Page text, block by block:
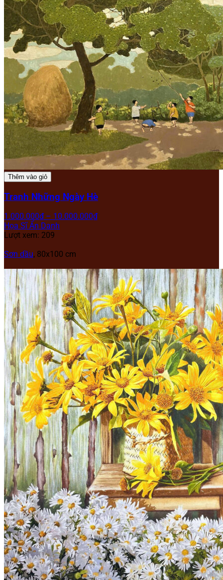
Thêm vào giỏ
Tranh Những Ngày Hè
1.000.000₫ – 10.000.000₫
Họa Sĩ Ẩn Danh
Lượt xem: 209
Sơn dầu, 80x100 cm